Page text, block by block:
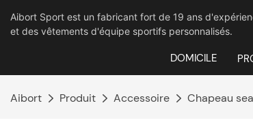
Aibort Sport est un fabricant fort de 19 ans
et des vêtements d'équipe sportifs personnalisés.
DOMICILE
Aibort Produit Accessoire Chapeau